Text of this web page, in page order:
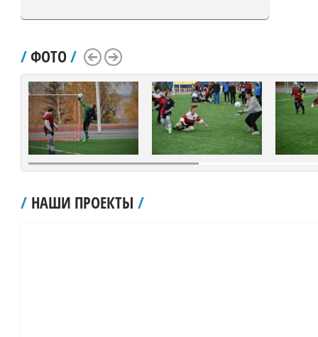
/ФОТО/
Scroll LeftScroll Right
/ НАШИ ПРОЕКТЫ /